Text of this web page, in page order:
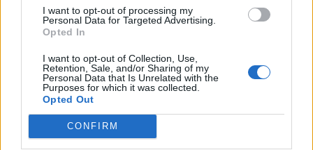
I want to opt-out of processing my
Personal Data for Targeted Advertising.
Opted In
I want to opt-out of Collection, Use,
Retention, Sale, and/or Sharing of my
Personal Data that Is Unrelated with the
Purposes for which it was collected.
Opted Out
CONFIRM
kötéslistái
MÁR ELŐFIZETŐNK VAGY?BEJELENTKEZÉS